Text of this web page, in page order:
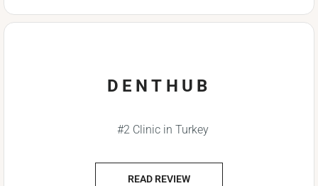
DENTHUB
#2 Clinic in Turkey
READ REVIEW